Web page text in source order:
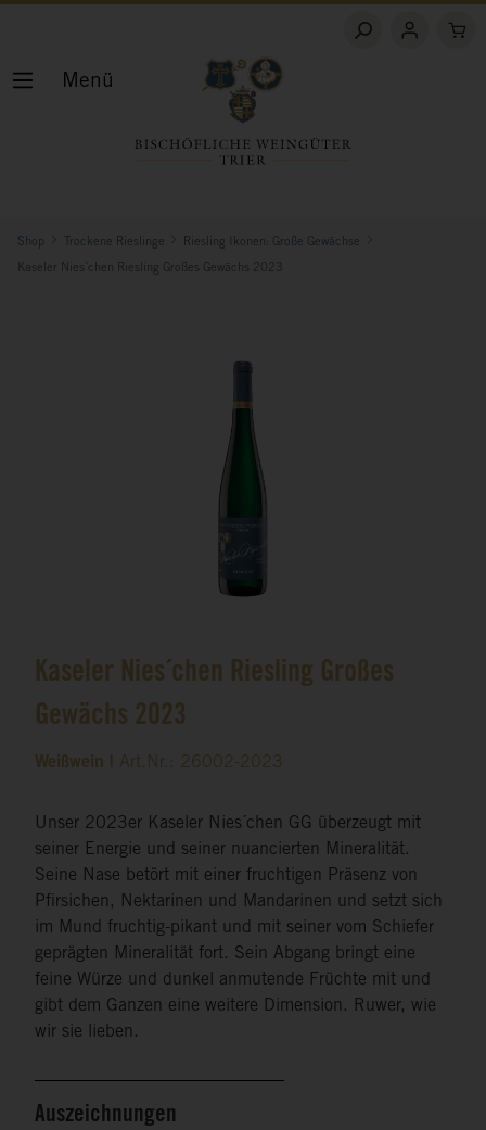
Shop Trockene Rieslinge Riesling Ikonen: Große Gewächse
Kaseler Nies´chen Riesling Großes Gewächs 2023
Kaseler Nies´chen Riesling Großes
Gewächs 2023
Weißwein | Art.Nr.: 26002-2023
Unser 2023er Kaseler Nies´chen GG überzeugt mit
seiner Energie und seiner nuancierten Mineralität.
Seine Nase betört mit einer fruchtigen Präsenz von
Pfirsichen, Nektarinen und Mandarinen und setzt sich
im Mund fruchtig-pikant und mit seiner vom Schiefer
geprägten Mineralität fort. Sein Abgang bringt eine
feine Würze und dunkel anmutende Früchte mit und
gibt dem Ganzen eine weitere Dimension. Ruwer, wie
wir sie lieben.
Auszeichnungen
Menü